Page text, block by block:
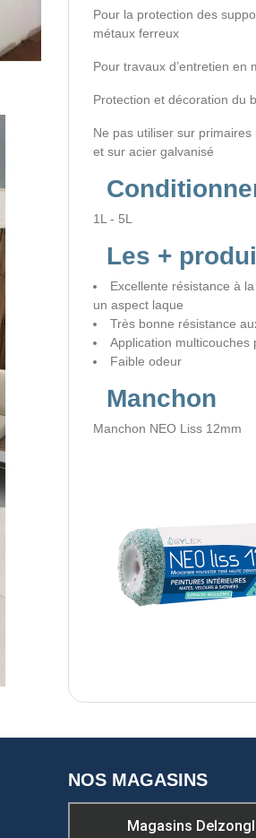
Pour la protection des
métaux ferreux
Pour travaux d’entretien en
Protection et décoration du
Ne pas utiliser sur primaires
et sur acier galvanisé
1L - 5L
Les +
Excellente résistance à
un aspect laque
Très bonne résistance
Application multicouches
Faible odeur
Manchon
Manchon NEO Liss 12mm
NOS MAGASINS